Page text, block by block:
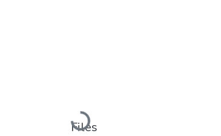
Loading...
Files